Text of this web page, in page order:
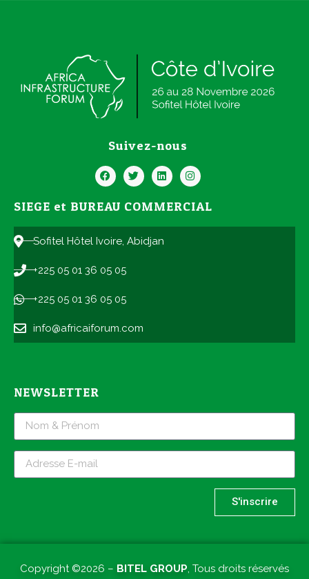
Suivez-nous
SIEGE et BUREAU COMMERCIAL
Sofitel Hôtel Ivoire, Abidjan
+225 05 01 36 05 05
+225 05 01 36 05 05
info@africaiforum.com
NEWSLETTER
S'inscrire
Copyright ©2026 – BITEL GROUP , Tous droits réservés